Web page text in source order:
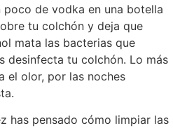
de vodka en una botella
tu colchón y deja que
mata las bacterias que
desinfecta tu colchón. Lo más
el olor, por las noches
has pensado cómo limpiar las